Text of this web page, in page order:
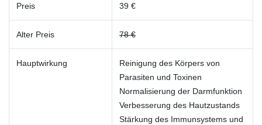
Preis 39 €
Alter Preis 78 €
Hauptwirkung
Reinigung des Körpers von
Parasiten und Toxinen
Normalisierung der Darmfunktion
Verbesserung des Hautzustands
Stärkung des Immunsystems und